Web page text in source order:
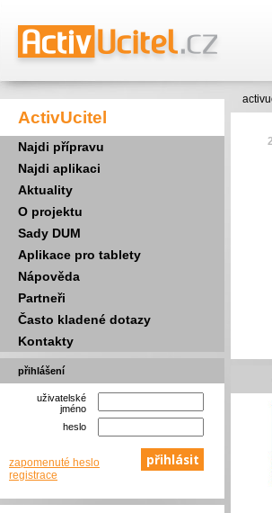
ActivUcitel
Najdi přípravu
Najdi aplikaci
Aktuality
O projektu
Sady DUM
Aplikace pro tablety
Nápověda
Partneři
Často kladené dotazy
Kontakty
přihlášení
uživatelské
jméno
heslo
zapomenuté heslo
registrace